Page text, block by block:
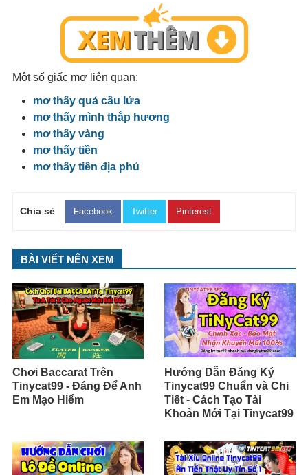
Một số giấc mơ liên quan:
mơ thấy quả cầu lửa
mơ thấy mình thắp hương
mơ thấy vàng
mơ thấy tiền
mơ thấy tiền địa phủ
Chia sẻ Facebook Twitter Pinterest
BÀI VIẾT NÊN XEM
Chơi Baccarat Trên
Tinycat99 - Đáng Để Anh
Em Mạo Hiểm
Hướng Dẫn Đăng Ký
Tinycat99 Chuẩn và Chi
Tiết - Cách Tạo Tài
Khoản Mới Tại Tinycat99